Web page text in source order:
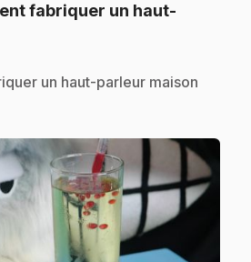
fabriquer un haut-
un haut-parleur maison